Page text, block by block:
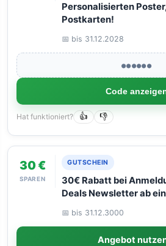
Personalisierten
Postkarten!
📅 bis 31.12.2028
●●●●●●
Code
Hat funktioniert? 👍 👎
30 €
SPAREN
GUTSCHEIN
30€ Rabatt bei
Deals Newsletter ab
📅 bis 31.12.3000
Angebot